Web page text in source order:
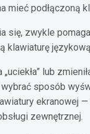
mieć podłączoną
się, zwykle
klawiaturę
lub
sposób
ekranowej
zewnętrznej.